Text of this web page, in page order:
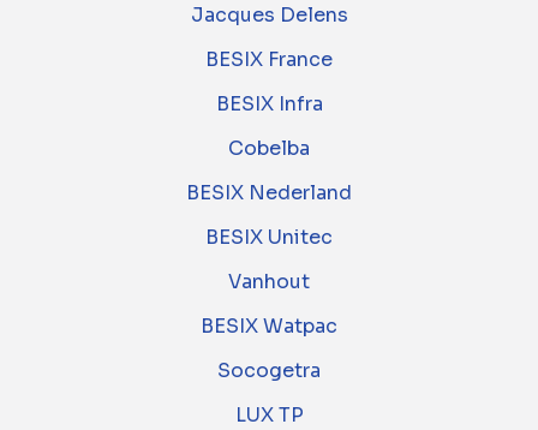
Jacques Delens
BESIX France
BESIX Infra
Cobelba
BESIX Nederland
BESIX Unitec
Vanhout
BESIX Watpac
Socogetra
LUX TP